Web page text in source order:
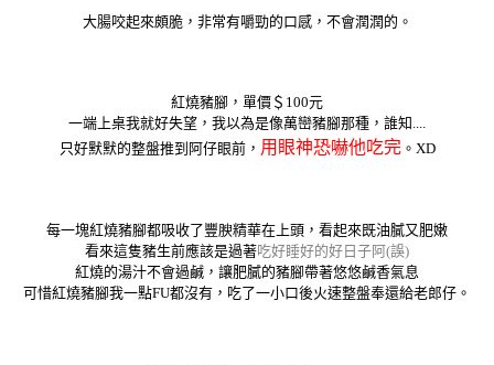
大腸咬起來頗脆，非常有嚼勁的口感，不會潤潤的。
紅燒豬腳，單價＄100元
一端上桌我就好失望，我以為是像萬巒豬腳那種，誰知....
只好默默的整盤推到阿仔眼前， 用眼神恐嚇他吃完。XD
每一塊紅燒豬腳都吸收了豐腴精華在上頭，看起來既油膩又肥嫩
看來這隻豬生前應該是過著吃好睡好的好日子阿(誤)
紅燒的湯汁不會過鹹，讓肥膩的豬腳帶著悠悠鹹香氣息
可惜紅燒豬腳我一點FU都沒有，吃了一小口後火速整盤奉還給老郎仔。